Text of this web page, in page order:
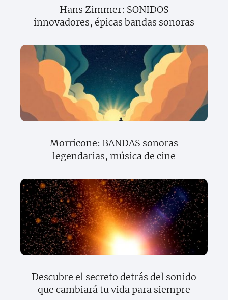
Hans Zimmer: SONIDOS
innovadores, épicas bandas sonoras
Morricone: BANDAS sonoras
legendarias, música de cine
Descubre el secreto detrás del sonido
que cambiará tu vida para siempre